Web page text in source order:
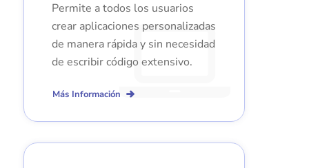
Permite a todos los usuarios
crear aplicaciones personalizadas
de manera rápida y sin necesidad
de escribir código extensivo.
Más Información